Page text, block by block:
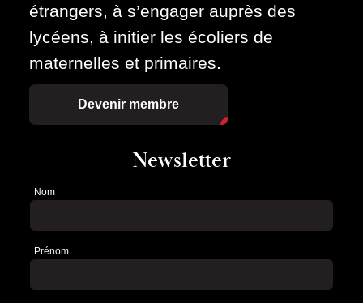
étrangers, à s’engager auprès des
lycéens, à initier les écoliers de
maternelles et primaires.
Devenir membre
Newsletter
Newsletter
Nom
Prénom